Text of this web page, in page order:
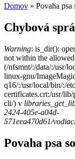
Domov » Povaha
Chybová
Warning: is_dir():
not within the allowed
(/nfsmnt/:/data/:/usr/
linux-gnu/
q16/:/usr/local/bin/:/
certificates.crt:/usr/
cli/) v
2424-405e-a04d-
571eea470d61/
Povaha psa